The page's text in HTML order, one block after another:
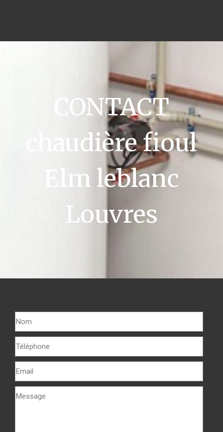
CONTACT
chaudière fioul
Elm leblanc
Louvres